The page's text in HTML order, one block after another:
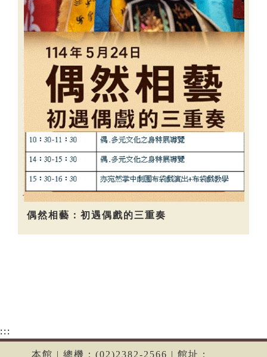
偶然相藝：初遇偶戲的三重奏
:::
本館 | 總機：(02)2382-2566 | 館址：